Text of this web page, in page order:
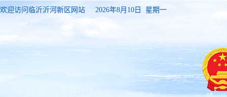
欢迎访问临沂沂河新区网站 2026年8月10日 星期一